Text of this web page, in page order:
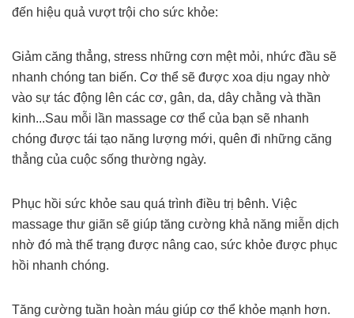
đến hiệu quả vượt trội cho sức khỏe:
Giảm căng thẳng, stress những cơn mệt mỏi, nhức đầu sẽ
nhanh chóng tan biến. Cơ thể sẽ được xoa dịu ngay nhờ
vào sự tác động lên các cơ, gân, da, dây chằng và thần
kinh...Sau mỗi lần massage cơ thể của bạn sẽ nhanh
chóng được tái tạo năng lượng mới, quên đi những căng
thẳng của cuộc sống thường ngày.
Phục hồi sức khỏe sau quá trình điều trị bênh. Việc
massage thư giãn sẽ giúp tăng cường khả năng miễn dịch
nhờ đó mà thể trạng được nâng cao, sức khỏe được phục
hồi nhanh chóng.
Tăng cường tuần hoàn máu giúp cơ thể khỏe mạnh hơn.